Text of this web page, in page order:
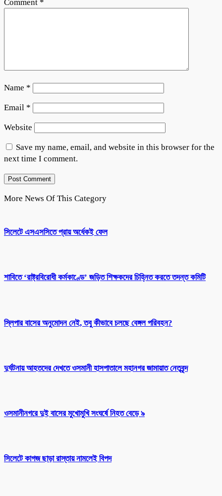
Comment *
Name *
Email *
Website
Save my name, email, and website in this browser for the
next time I comment.
More News Of This Category
সিলেটে এসএসসিতে প্রায় অর্ধেকই ফেল
শাবিতে ‘রাষ্ট্রবিরোধী কর্মকাণ্ডে’ জড়িত শিক্ষকদের চিহ্নিত করতে তদন্ত কমিটি
স্লিপার বাসের অনুমোদন নেই, তবু কীভাবে চলছে বেঙ্গল পরিবহন?
দুর্ঘটনায় আহতদের দেখতে ওসমানী হাসপাতালে মহানগর জামায়াত নেতৃবৃন্দ
ওসমানীনগরে দুই বাসের মুখোমুখি সংঘর্ষে নিহত বেড়ে ৯
সিলেটে কাগজ ছাড়া রাস্তায় নামলেই বিপদ